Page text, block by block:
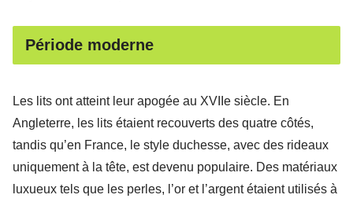
Période moderne
Les lits ont atteint leur apogée au XVIIe siècle. En
Angleterre, les lits étaient recouverts des quatre côtés,
tandis qu’en France, le style duchesse, avec des rideaux
uniquement à la tête, est devenu populaire. Des matériaux
luxueux tels que les perles, l’or et l’argent étaient utilisés à